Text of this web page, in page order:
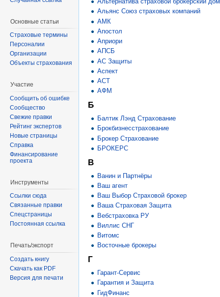
Альянс Союз страховых компаний
АМК
Апостол
Априори
АПСБ
АС Защиты
Аспект
АСТ
АФМ
Б
Балтик Лэнд Страхование
Брокбизнесстрахование
Брокер Страхование
БРОКЕРС
В
Ванин и Партнёры
Ваш агент
Ваш Выбор Страховой брокер
Ваша Страховая Защита
Вебстраховка РУ
Виллис СНГ
Витомс
Восточные брокеры
Г
Гарант-Сервис
Гарантия и Защита
ГидФинанс
Основные статьи
Страховые термины
Персоналии
Организации
Объекты страхования
Участие
Сообщить об ошибке
Сообщество
Свежие правки
Рейтинг экспертов
Новые страницы
Справка
Финансирование
проекта
Инструменты
Ссылки сюда
Связанные правки
Спецстраницы
Постоянная ссылка
Печать/экспорт
Создать книгу
Скачать как PDF
Версия для печати